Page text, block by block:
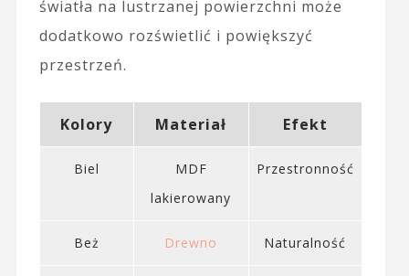
światła na lustrzanej powierzchni może
dodatkowo rozświetlić i powiększyć
przestrzeń.
Kolory Materiał Efekt
Biel
MDF
lakierowany
Przestronność
Beż Drewno Naturalność